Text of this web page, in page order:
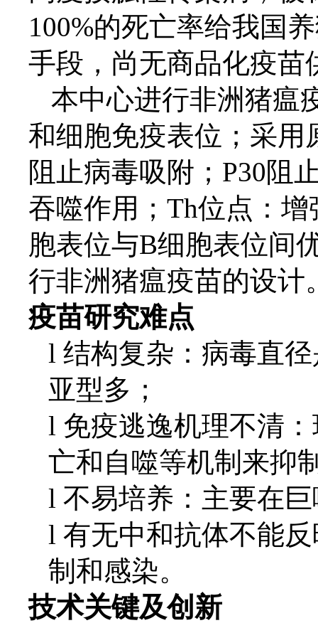
100%的死亡率给我国
手段，尚无商品化疫苗
本中心进行非洲猪瘟
和细胞免疫表位；采用
阻止病毒吸附；P30阻
吞噬作用；Th位点：
胞表位与B细胞表位间
行非洲猪瘟疫苗的设计
疫苗研究难点
l 结构复杂：病毒直
亚型多；
l 免疫逃逸机理不清
亡和自噬等机制来抑
l 不易培养：主要在
l 有无中和抗体不能
制和感染。
技术关键及创新